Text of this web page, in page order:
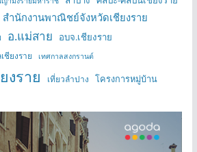
สำนักงานพาณิชย์จังหวัดเชียงราย
อ.แม่สาย อบจ.เชียงราย
ชียงราย เทศกาลสงกรานต์
งราย เที่ยวลำปาง โครงการหมู่บ้าน